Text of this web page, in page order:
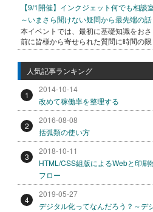
【9/1開催】インクジェット何でも相談
～いまさら聞けない疑問から最先端の話
本イベントでは、最初に基礎知識をお
前に皆様から寄せられた質問に時間の限
人気記事ランキング
1
2014-10-14
改めて稼働率を整理する
2
2016-08-08
括弧類の使い方
3
2018-10-11
HTML/CSS組版によるWebと印刷
フロー
4
2019-05-27
デジタル化ってなんだろう？～デ